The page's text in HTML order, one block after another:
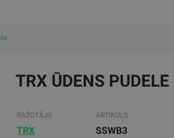
TRX ŪDENS PUDELE
RAŽOTĀJS
TRX
ARTIKULS
SSWB3